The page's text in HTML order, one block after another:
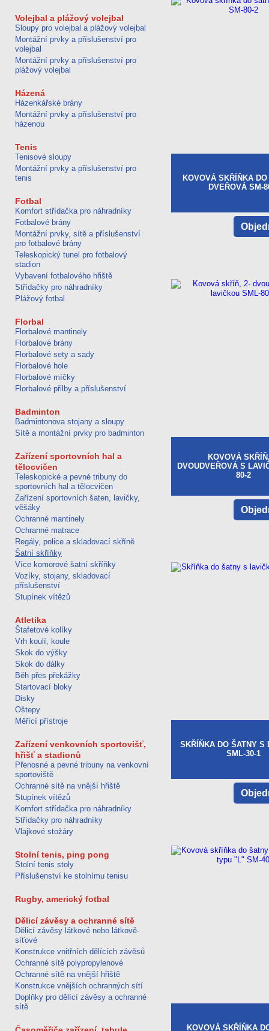
Volejbal a plážový volejbal
Sloupy pro volejbal a plážový volejbal
Montážní prvky a příslušenství pro
volejbal
Montážní prvky a příslušenství pro
plážový volejbal
Házená
Házenkářské brány
Montážní prvky a příslušenství pro
házenou
Tenis
Tenisové sloupy
Montážní prvky a příslušenství pro
tenis
Fotbal
Komfort střídačka pro náhradníky
Fotbalové brány
Montážní prvky, sítě a příslušenství
pro fotbalové brány
Teleskopický tunel pro fotbalový
stadion
Vybavení fotbalového hřiště
Střídačky pro náhradníky
Plážový fotbal
Florbal
Florbalové mantinely
Florbalové brány
Florbalové sety a sady
Florbalové hole
Florbalové míčky
Florbalové přilby a příslušenství
Badminton
Badmintonova stojany a sloupy
Sítě a montážní prvky pro badminton
Zařízení sportovních hal a
tělocvičen
Teleskopické a pevné tribuny do
sportovních hal a tělocvičen
Zařízení sportovních šaten, lavičky,
věšáky
Ochranné mantinely
Ochranné matrace
Regály, police a skladovací skříně
Šatní skříňky
Více komorové šatní skříňky
Vozíky, stojany, skladovací
příslušenství
Stupínek vítězů
Atletika
Štafetové kolíky
Vrh koulí, koule
Skok do výšky
Skok do dálky
Běh přes překážky
Startovací bloky
Disky
Oštepy
Měřící přístroje
Zařízení venkovních sportovišť,
hřišť a stadionů
Přenosné a pevné tribuny na venkovní
sportoviště
Ochranné sítě na vnější hřiště
Stupínek vítězů
Komfort střídačka pro náhradníky
Střídačky pro náhradníky
Vlajkové stožáry
Stolní tenis, ping pong
Stolní tenis stoly
Příslušenství ke stolnímu tenisu
Rugby, americký fotbal
Dělicí závěsy a ochranné sítě
Dělicí závěsy látkové nebo látkově-
síťové
Konstrukce vnitřních dělících závěsů
Ochranné sítě polypropylenové
Ochranné sítě na vnější hřiště
Konstrukce vnějších ochranných sítí
Doplňky pro dělící závěsy a ochranné
sítě
KOVOVÁ SKŘÍŇKA DO
DVEŘOVÁ SM-
KOVOVÁ
DVOUDVEŘOVÁ S
80-2
SKŘÍŇKA DO ŠATNY S
SML-30-1
KOVOVÁ SKŘÍŇKA